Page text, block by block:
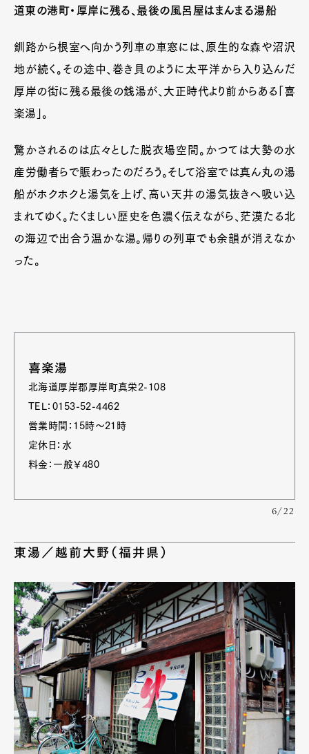
道東の港町・厚岸に残る、最後の風呂屋はまんまる湯船
釧路から根室へ向かう列車の車窓には、原生的な森や沼沢
地が続く。その途中、巻き貝のように太平洋から入り込んだ
厚岸の街に残る最後の銭湯が、大正時代より前からある「喜
楽湯」。
驚かされるのは広々とした脱衣場空間。かつては大勢の水
産労働者らで賑わったのだろう。そして浴室では真ん丸の湯
船がホクホクと湯気を上げ、高い天井の湯気抜きへ吸い込
まれてゆく。たくましい歴史を色濃く伝えながら、茫漠たる北
の海辺で出合う温かな湯。帰りの列車でも余韻が消えなか
った。
喜楽湯
北海道厚岸郡厚岸町真栄2-108
TEL：0153-52-4462
営業時間：15時～21時
定休日：水
料金：一般￥480
6/22
東湯／越前大野（福井県）